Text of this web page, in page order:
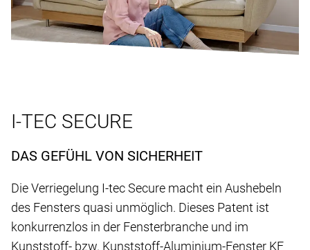
I-TEC SECURE
DAS GEFÜHL VON SICHERHEIT
Die Verriegelung I-tec Secure macht ein Aushebeln
des Fensters quasi unmöglich. Dieses Patent ist
konkurrenzlos in der Fensterbranche und im
Kunststoff- bzw. Kunststoff-Aluminium-Fenster KF